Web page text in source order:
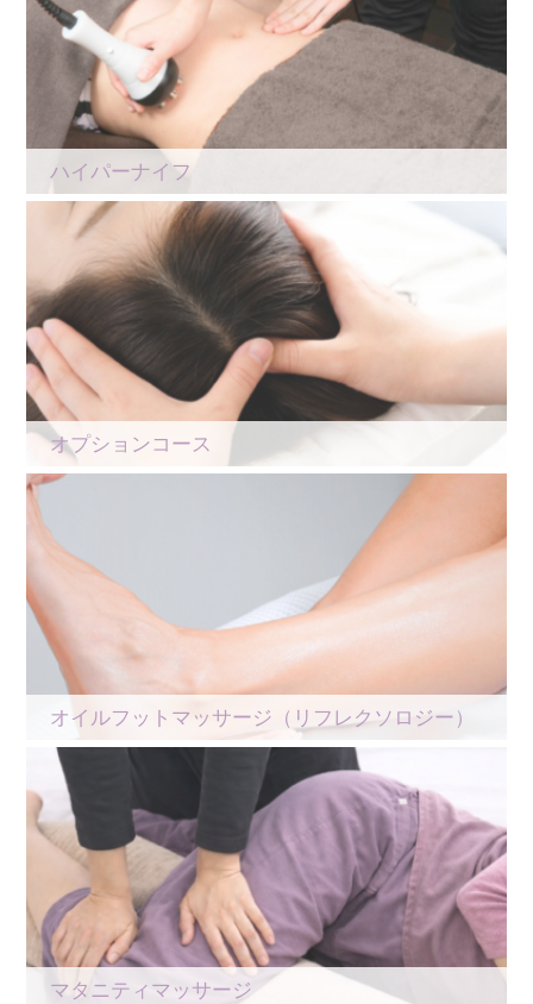
ハイパーナイフ
オプションコース
オイルフットマッサージ（リフレクソロジー）
マタニティマッサージ